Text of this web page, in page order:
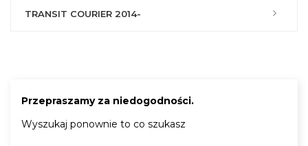
TRANSIT COURIER 2014-
Przepraszamy za niedogodności.
Wyszukaj ponownie to co szukasz